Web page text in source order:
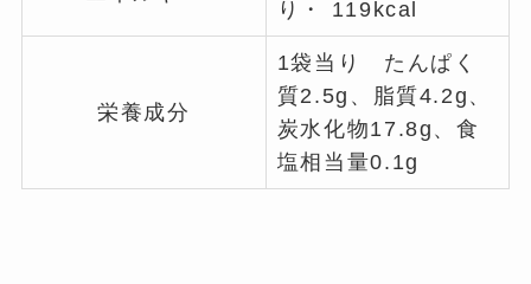
り・ 119kcal
栄養成分
1袋当り たんぱく
質2.5g、脂質4.2g、
炭水化物17.8g、食
塩相当量0.1g